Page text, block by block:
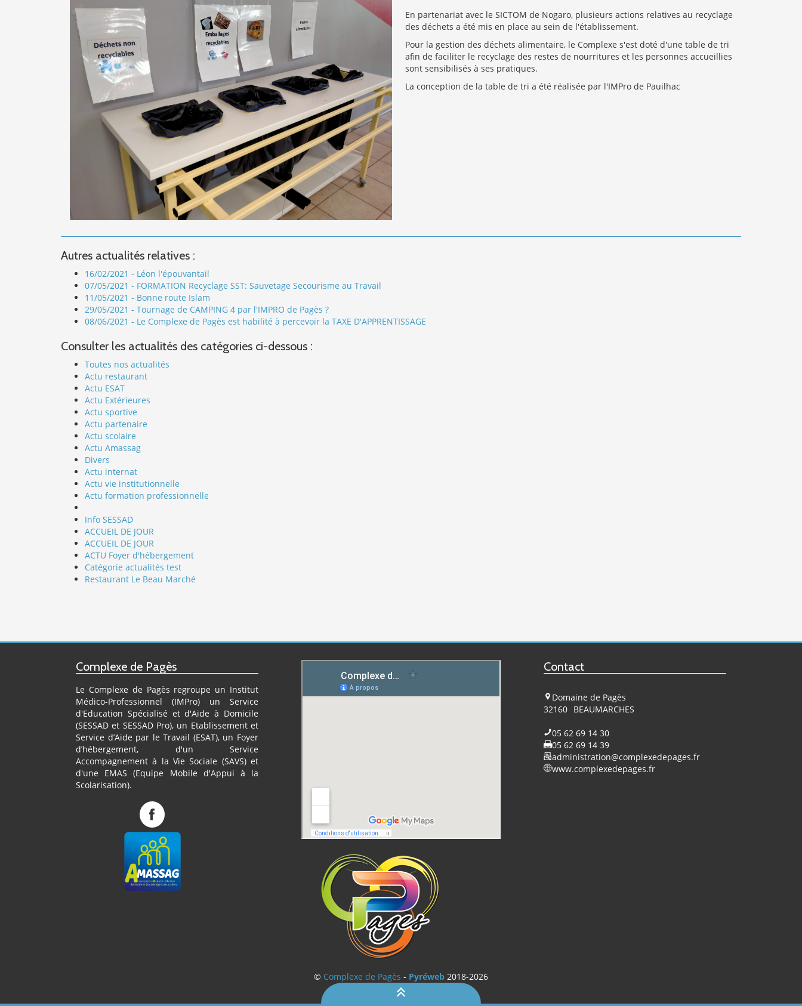
En partenariat avec le SICTOM de Nogaro, plusieurs actions relatives au recyclage
des déchets a été mis en place au sein de l'établissement.
Pour la gestion des déchets alimentaire, le Complexe s'est doté d'une table de tri
afin de faciliter le recyclage des restes de nourritures et les personnes accueillies
sont sensibilisés à ses pratiques.
La conception de la table de tri a été réalisée par l'IMPro de Pauilhac
Autres actualités relatives :
16/02/2021 - Léon l'épouvantail
07/05/2021 - FORMATION Recyclage SST: Sauvetage Secourisme au Travail
11/05/2021 - Bonne route Islam
29/05/2021 - Tournage de CAMPING 4 par l'IMPRO de Pagès ?
08/06/2021 - Le Complexe de Pagès est habilité à percevoir la TAXE D'APPRENTISSAGE
Consulter les actualités des catégories ci-dessous :
Toutes nos actualités
Actu restaurant
Actu ESAT
Actu Extérieures
Actu sportive
Actu partenaire
Actu scolaire
Actu Amassag
Divers
Actu internat
Actu vie institutionnelle
Actu formation professionnelle
Info SESSAD
ACCUEIL DE JOUR
ACCUEIL DE JOUR
ACTU Foyer d'hébergement
Catégorie actualités test
Restaurant Le Beau Marché
Complexe de Pagès
Le Complexe de Pagès regroupe un Institut
Médico-Professionnel (IMPro) un Service
d'Education Spécialisé et d'Aide à Domicile
(SESSAD et SESSAD Pro), un Etablissement et
Service d’Aide par le Travail (ESAT), un Foyer
d’hébergement, d'un Service
Accompagnement à la Vie Sociale (SAVS) et
d'une EMAS (Equipe Mobile d'Appui à la
Scolarisation).
Complexe
Pagès
sur
Contact
Domaine de Pagès
32160 BEAUMARCHES
05 62 69 14 30
05 62 69 14 39
administration@complexedepages.fr
www.complexedepages.fr
© Complexe de Pagès - Pyréweb2018-2026